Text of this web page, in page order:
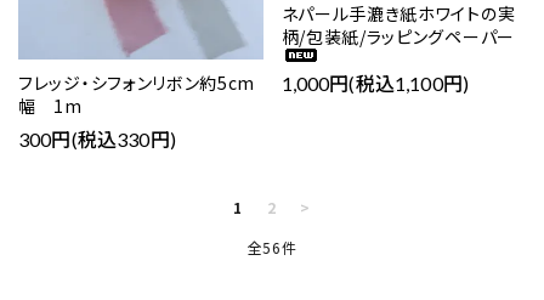
フレッジ・シフォンリボン約5cm
幅 1m
300円(税込330円)
ネパール手漉き紙ホワイトの実
柄/包装紙/ラッピングペーパー
1,000円(税込1,100円)
1 2
>
全56件